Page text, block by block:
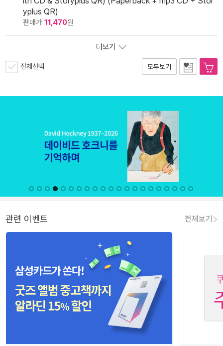
yplus QR)
판매가 11,470원
더보기
전체선택 모두보기
관련 이벤트 전체보기